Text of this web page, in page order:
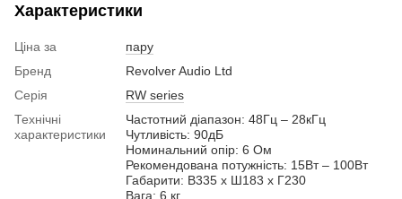
Характеристики
Ціна за
пару
Бренд
Revolver Audio Ltd
Серія
RW series
Технічні
характеристики
Частотний діапазон: 48Гц – 28кГц
Чутливість: 90дБ
Номинальний опір: 6 Ом
Рекомендована потужність: 15Вт – 100Вт
Габарити: В335 x Ш183 x Г230
Вага: 6 кг